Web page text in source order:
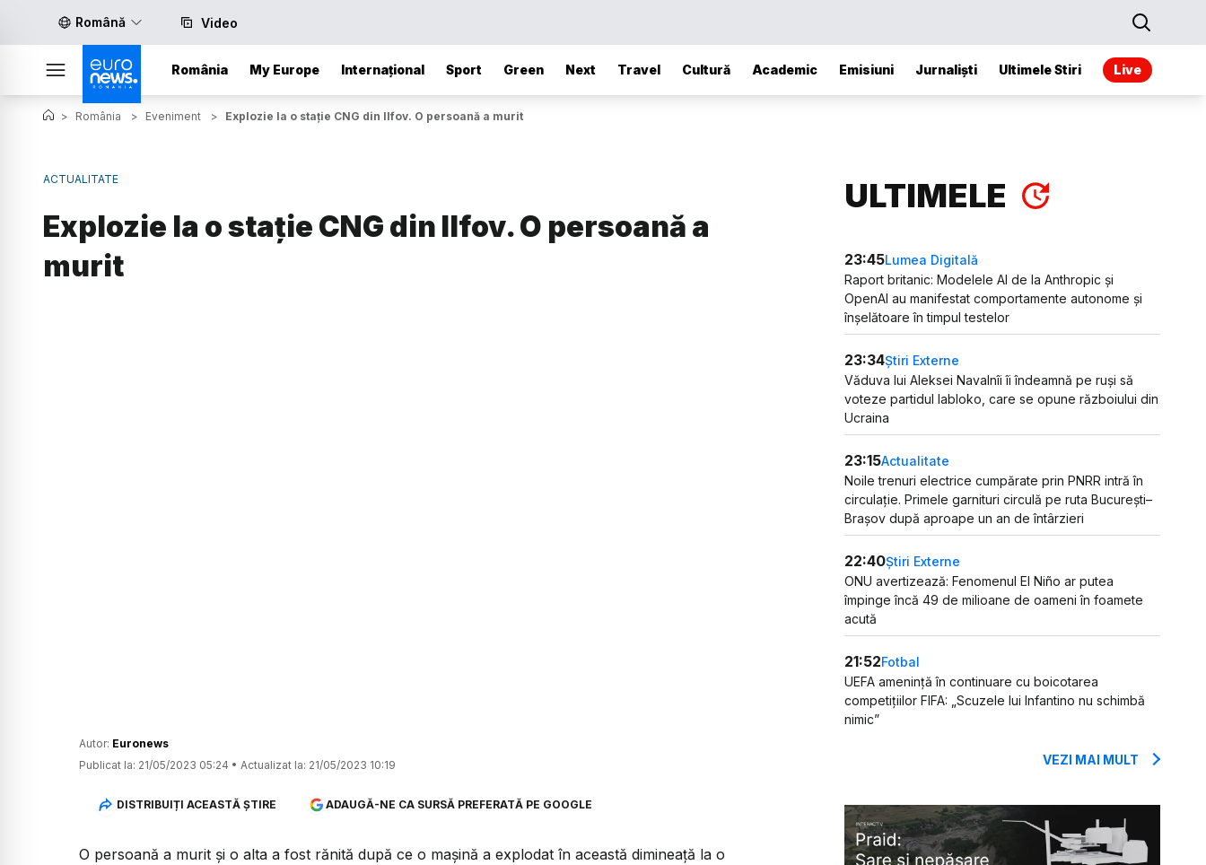
Română Video
România My Europe Internațional Sport Green Next Travel Cultură Academic Emisiuni Jurnaliști Ultimele Stiri Live
> România > Eveniment > Explozie la o stație CNG din Ilfov. O persoană a murit
ACTUALITATE
Explozie la o stație CNG din Ilfov. O persoană a
murit
Autor: Euronews
Publicat la: 21/05/2023 05:24 • Actualizat la: 21/05/2023 10:19
DISTRIBUIȚI ACEASTĂ ȘTIRE ADAUGĂ-NE CA SURSĂ PREFERATĂ PE GOOGLE
O persoană a murit și o alta a fost rănită după ce o mașină a explodat în această dimineață la o
ULTIMELE
23:45Lumea Digitală
Raport britanic: Modelele AI de la Anthropic și
OpenAI au manifestat comportamente autonome și
înșelătoare în timpul testelor
23:34Știri Externe
Văduva lui Aleksei Navalnîi îi îndeamnă pe ruși să
voteze partidul Iabloko, care se opune războiului din
Ucraina
23:15Actualitate
Noile trenuri electrice cumpărate prin PNRR intră în
circulație. Primele garnituri circulă pe ruta București–
Brașov după aproape un an de întârzieri
22:40Știri Externe
ONU avertizează: Fenomenul El Niño ar putea
împinge încă 49 de milioane de oameni în foamete
acută
21:52Fotbal
UEFA amenință în continuare cu boicotarea
competițiilor FIFA: „Scuzele lui Infantino nu schimbă
nimic”
VEZI MAI MULT